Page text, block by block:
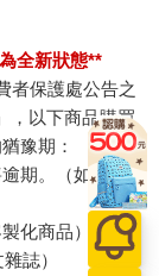
全新狀態**
者保護處公告之
，以下商品購買
豫期：
期。（如：生
化商品）
誌）